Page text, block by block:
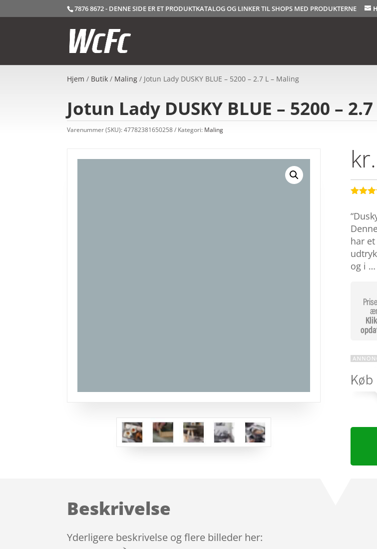
7876 8672 - DENNE SIDE ER ET PRODUKTKATALOG OG LINKER TIL SHOPS MED PRODUKTERNE
Hjem / Butik / Maling / Jotun Lady DUSKY BLUE – 5200 – 2.7 L – Maling
Jotun Lady DUSKY BLUE – 5200 –
Varenummer (SKU):47782381650258 Kategori: Maling
kr.
ud af 5
baseret
på
ømmels
er
har
og i …
Beskrivelse
Yderligere beskrivelse og flere billeder her: